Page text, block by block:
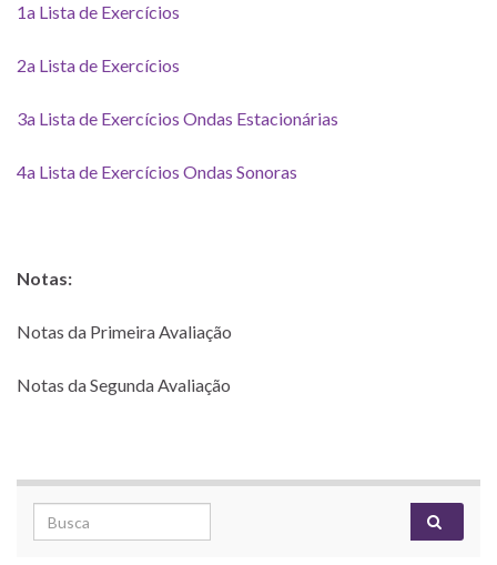
1a Lista de Exercícios
2a Lista de Exercícios
3a Lista de Exercícios Ondas Estacionárias
4a Lista de Exercícios Ondas Sonoras
Notas:
Notas da Primeira Avaliação
Notas da Segunda Avaliação
Search for: